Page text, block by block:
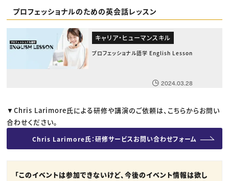
プロフェッショナルのための英会話レッスン
キャリア・ヒューマンスキル
プロフェッショナル語学 English Lesson
2024.03.28
▼Chris Larimore氏による研修や講演のご依頼は、こちらからお問い
合わせください。
Chris Larimore氏：研修サービスお問い合わせフォーム
「このイベントは参加できないけど、今後のイベント情報は欲し